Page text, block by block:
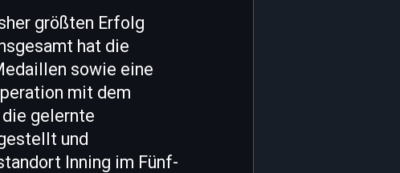
größten Erfolg
hat die
sowie eine
mit dem
gelernte
und
Inning im Fünf-